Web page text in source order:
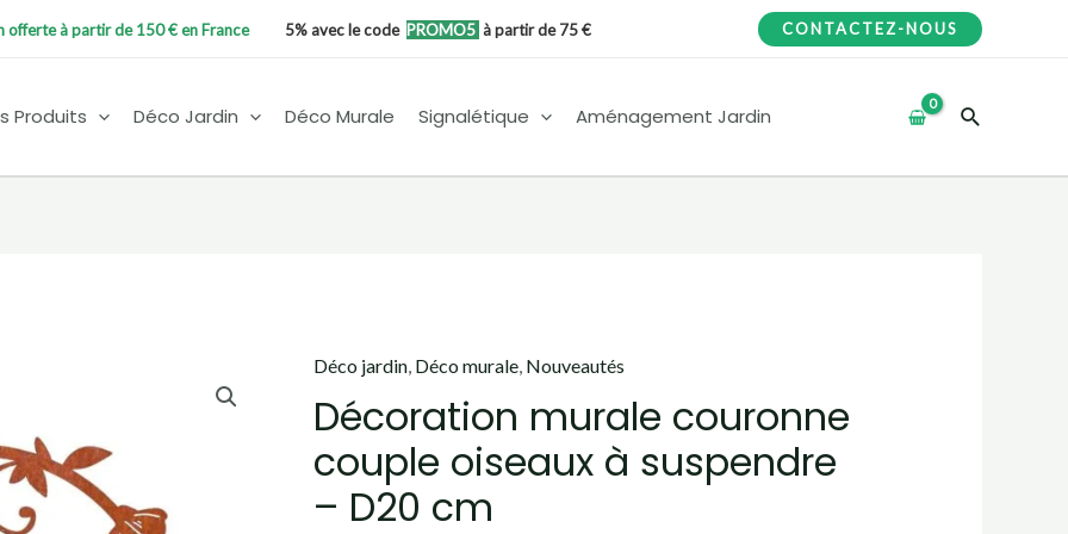
offerte à partir de 150 € en France 5% avec le code PROMO5 à partir de 75 € CONTACTEZ-NOUS
Produits Déco Jardin Déco Murale Signalétique Aménagement Jardin
Déco jardin, Déco murale, Nouveautés
Décoration murale couronne
couple oiseaux à suspendre
– D20 cm